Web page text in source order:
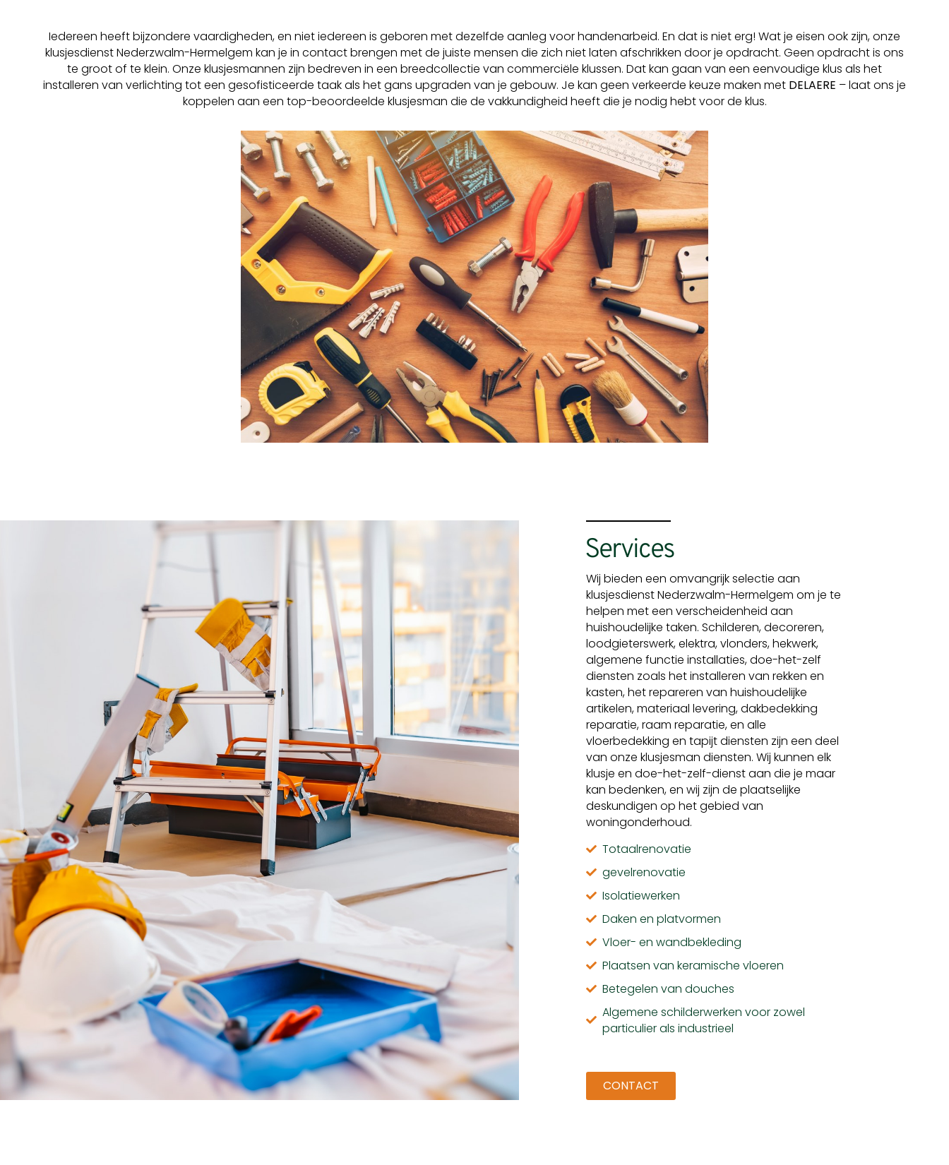
Iedereen heeft bijzondere vaardigheden, en niet iedereen is geboren met dezelfde aanleg voor handenarbeid. En dat is niet erg! Wat je eisen ook zijn, onze
klusjesdienst Nederzwalm-Hermelgem kan je in contact brengen met de juiste mensen die zich niet laten afschrikken door je opdracht. Geen opdracht is ons
te groot of te klein. Onze klusjesmannen zijn bedreven in een breedcollectie van commerciële klussen. Dat kan gaan van een eenvoudige klus als het
installeren van verlichting tot een gesofisticeerde taak als het gans upgraden van je gebouw. Je kan geen verkeerde keuze maken met DELAERE – laat ons je
koppelen aan een top-beoordeelde klusjesman die de vakkundigheid heeft die je nodig hebt voor de klus.
Services
Wij bieden een omvangrijk selectie aan
klusjesdienst Nederzwalm-Hermelgem om je te
helpen met een verscheidenheid aan
huishoudelijke taken. Schilderen, decoreren,
loodgieterswerk, elektra, vlonders, hekwerk,
algemene functie installaties, doe-het-zelf
diensten zoals het installeren van rekken en
kasten, het repareren van huishoudelijke
artikelen, materiaal levering, dakbedekking
reparatie, raam reparatie, en alle
vloerbedekking en tapijt diensten zijn een deel
van onze klusjesman diensten. Wij kunnen elk
klusje en doe-het-zelf-dienst aan die je maar
kan bedenken, en wij zijn de plaatselijke
deskundigen op het gebied van
woningonderhoud.
Totaalrenovatie
gevelrenovatie
Isolatiewerken
Daken en platvormen
Vloer- en wandbekleding
Plaatsen van keramische vloeren
Betegelen van douches
Algemene schilderwerken voor zowel
particulier als industrieel
CONTACT